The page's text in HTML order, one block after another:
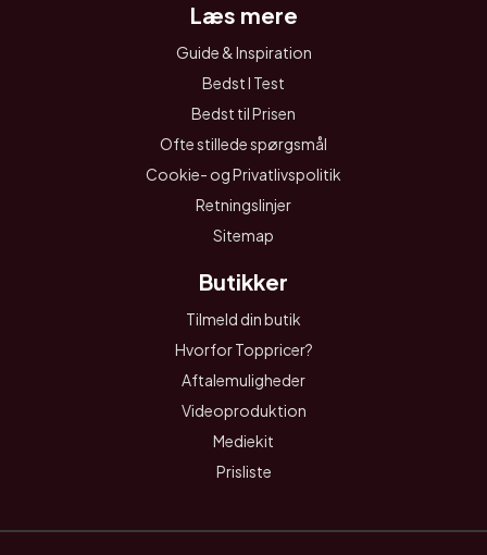
Læs mere
Guide & Inspiration
Bedst I Test
Bedst til Prisen
Ofte stillede spørgsmål
Cookie- og Privatlivspolitik
Retningslinjer
Sitemap
Butikker
Tilmeld din butik
Hvorfor Toppricer?
Aftalemuligheder
Videoproduktion
Mediekit
Prisliste